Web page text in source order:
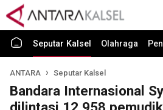
Seputar Kalsel Olahraga
ANTARA Seputar Kalsel
Bandara Internasional